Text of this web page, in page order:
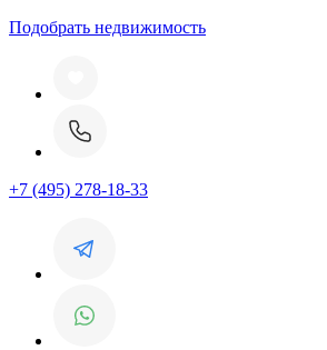
Подобрать недвижимость
+7 (495) 278-18-33